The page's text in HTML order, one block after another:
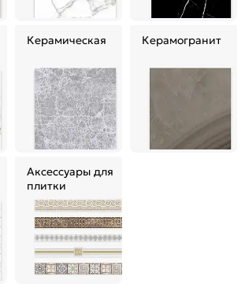
Керамическая Керамогранит
Аксессуары для
плитки